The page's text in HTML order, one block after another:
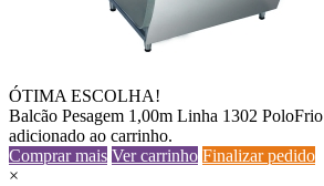
ÓTIMA ESCOLHA!
Balcão Pesagem 1,00m Linha 1302 PoloFrio
adicionado ao carrinho.
Comprar mais Ver carrinho Finalizar pedido
×